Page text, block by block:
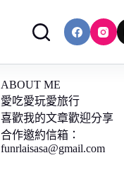
ABOUT ME
愛吃愛玩愛旅行
喜歡我的文章歡迎分享
合作邀約信箱：
funrlaisasa@gmail.com